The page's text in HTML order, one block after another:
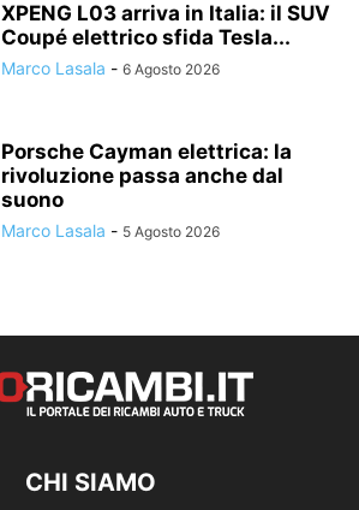
XPENG L03 arriva in Italia: il SUV
Coupé elettrico sfida Tesla...
Marco Lasala - 6 Agosto 2026
Porsche Cayman elettrica: la
rivoluzione passa anche dal
suono
Marco Lasala - 5 Agosto 2026
CHI SIAMO